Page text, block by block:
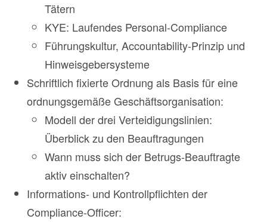
Tätern
KYE: Laufendes Personal-Compliance
Führungskultur, Accountability-Prinzip und
Hinweisgebersysteme
Schriftlich fixierte Ordnung als Basis für eine
ordnungsgemäße Geschäftsorganisation:
Modell der drei Verteidigungslinien:
Überblick zu den Beauftragungen
Wann muss sich der Betrugs-Beauftragte
aktiv einschalten?
Informations- und Kontrollpflichten der
Compliance-Officer: